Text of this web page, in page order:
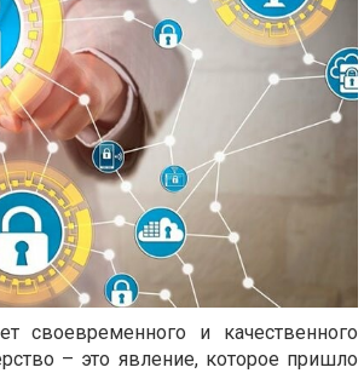
и качественного
– это явление, которое пришло